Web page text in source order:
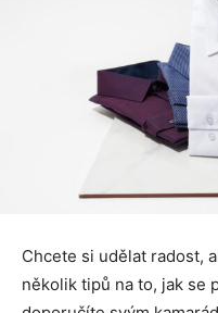
Chcete si udělat radost,
několik tipů na to, jak se